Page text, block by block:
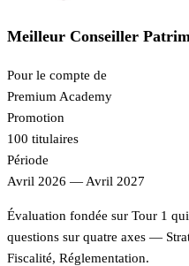
Meilleur Conseiller
Pour le compte de
Premium Academy
Promotion
100 titulaires
Période
Avril 2026 — Avril 2027
Évaluation fondée sur Tour 1
questions sur quatre axes —
Fiscalité, Réglementation.